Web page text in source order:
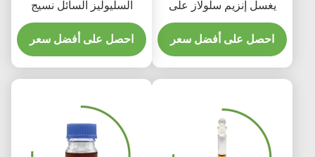
يغسل إنزيم سلولاز على
الجينز الدينيم
احصل على أفضل سعر
السليوليز السائل نسيج
بوليش قابل للتحلل
احصل على أفضل سعر